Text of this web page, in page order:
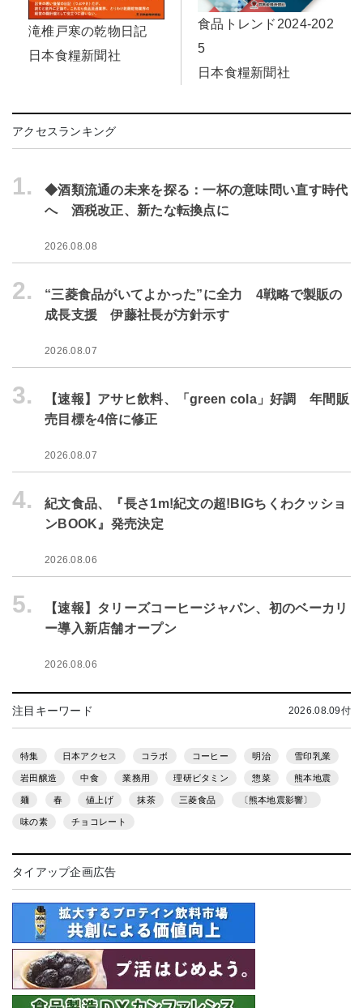
滝椎戸寒の乾物日記
日本食糧新聞社
食品トレンド2024-202
5
日本食糧新聞社
アクセスランキング
1.
◆酒類流通の未来を探る：一杯の意味問い直す時代
へ 酒税改正、新たな転換点に
2026.08.08
2.
“三菱食品がいてよかった”に全力 4戦略で製販の
成長支援 伊藤社長が方針示す
2026.08.07
3.
【速報】アサヒ飲料、「green cola」好調 年間販
売目標を4倍に修正
2026.08.07
4.
紀文食品、『長さ1m!紀文の超!BIGちくわクッショ
ンBOOK』発売決定
2026.08.06
5.
【速報】タリーズコーヒージャパン、初のベーカリ
ー導入新店舗オープン
2026.08.06
注目キーワード 2026.08.09付
特集 日本アクセス コラボ コーヒー 明治 雪印乳業
岩田醸造 中食 業務用 理研ビタミン 惣菜 熊本地震
麺 春 値上げ 抹茶 三菱食品 〔熊本地震影響〕
味の素 チョコレート
タイアップ企画広告